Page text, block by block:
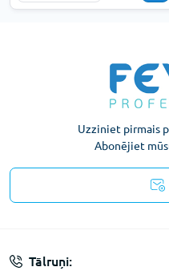
Uzziniet pirmais
Abonējiet
Tālruņi: